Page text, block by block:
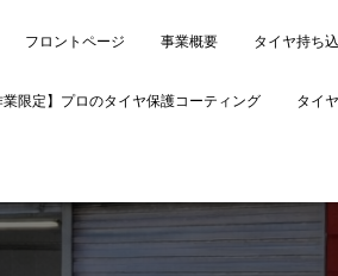
フロントページ 事業概要 タイヤ持ち
業限定】プロのタイヤ保護コーティング タイ